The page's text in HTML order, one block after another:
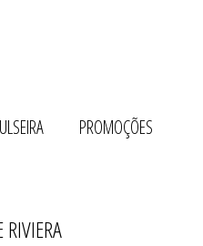
PROMOÇÕES